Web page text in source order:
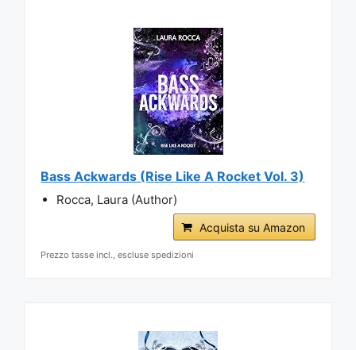
Bass Ackwards (Rise Like A Rocket Vol. 3)
Rocca, Laura (Author)
Acquista su Amazon
Prezzo tasse incl., escluse spedizioni